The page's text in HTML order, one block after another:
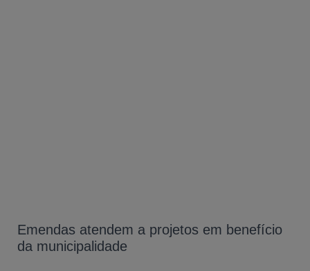
Emendas atendem a projetos em benefício
da municipalidade